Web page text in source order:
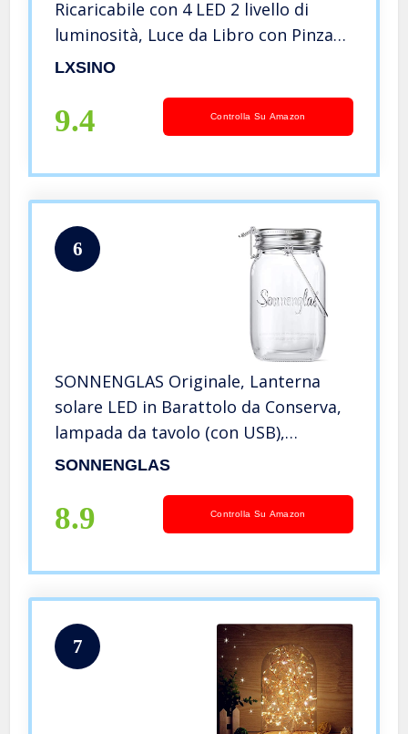
Ricaricabile con 4 LED 2 livello di
luminosità, Luce da Libro con Pinza
per Lettori di Notte, E-Reader, Kindle,
bianca, 6000K)
LXSINO
9.4 Controlla Su Amazon
6
SONNENGLAS Originale, Lanterna
solare LED in Barattolo da Conserva,
lampada da tavolo (con USB),
Commercio equo e solidale dal
SONNENGLAS
8.9 Controlla Su Amazon
7